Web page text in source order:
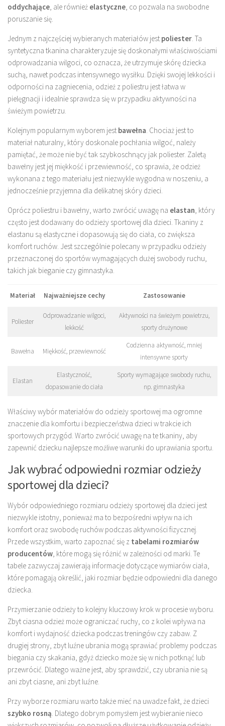
oddychające , ale również elastyczne , co pozwala na swobodne
poruszanie się.
Jednym z najczęściej wybieranych materiałów jest poliester . Ta
syntetyczna tkanina charakteryzuje się doskonałymi właściwościami
odprowadzania wilgoci, co oznacza, że utrzymuje skórę dziecka
suchą, nawet podczas intensywnego wysiłku. Dzięki swojej lekkości i
odporności na zagniecenia, odzież z poliestru jest łatwa w
pielęgnacji i idealnie sprawdza się w przypadku aktywności na
świeżym powietrzu.
Kolejnym popularnym wyborem jest bawełna . Chociaż jest to
materiał naturalny, który doskonale pochłania wilgoć, należy
pamiętać, że może nie być tak szybkoschnący jak poliester. Zaletą
bawełny jest jej miękkość i przewiewność, co sprawia, że odzież
wykonana z tego materiału jest niezwykle wygodna w noszeniu, a
jednocześnie przyjemna dla delikatnej skóry dzieci.
Oprócz poliestru i bawełny, warto zwrócić uwagę na elastan , który
często jest dodawany do odzieży sportowej dla dzieci. Tkaniny z
elastanu są elastyczne i dopasowują się do ciała, co zwiększa
komfort ruchów. Jest szczególnie polecany w przypadku odzieży
przeznaczonej do sportów wymagających dużej swobody ruchu,
takich jak bieganie czy gimnastyka.
Materiał Najważniejsze cechy Zastosowanie
Poliester
Odprowadzanie wilgoci,
lekkość
Aktywności na świeżym powietrzu,
sporty drużynowe
Bawełna Miękkość, przewiewność
Codzienna aktywność, mniej
intensywne sporty
Elastan
Elastyczność,
dopasowanie do ciała
Sporty wymagające swobody ruchu,
np. gimnastyka
Właściwy wybór materiałów do odzieży sportowej ma ogromne
znaczenie dla komfortu i bezpieczeństwa dzieci w trakcie ich
sportowych przygód. Warto zwrócić uwagę na te tkaniny, aby
zapewnić dziecku najlepsze możliwe warunki do uprawiania sportu.
Jak wybrać odpowiedni rozmiar odzieży
sportowej dla dzieci?
Wybór odpowiedniego rozmiaru odzieży sportowej dla dzieci jest
niezwykle istotny, ponieważ ma to bezpośredni wpływ na ich
komfort oraz swobodę ruchów podczas aktywności fizycznej.
Przede wszystkim, warto zapoznać się z tabelami rozmiarów
producentów, które mogą się różnić w zależności od marki. Te
tabele zazwyczaj zawierają informacje dotyczące wymiarów ciała,
które pomagają określić, jaki rozmiar będzie odpowiedni dla danego
dziecka.
Przymierzanie odzieży to kolejny kluczowy krok w procesie wyboru.
Zbyt ciasna odzież może ograniczać ruchy, co z kolei wpływa na
komfort i wydajność dziecka podczas treningów czy zabaw. Z
drugiej strony, zbyt luźne ubrania mogą sprawiać problemy podczas
biegania czy skakania, gdyż dziecko może się w nich potknąć lub
przewrócić. Dlatego ważne jest, aby sprawdzić, czy ubrania nie są
ani zbyt ciasne, ani zbyt luźne.
Przy wyborze rozmiaru warto także mieć na uwadze fakt, że dzieci
szybko rosną. Dlatego dobrym pomysłem jest wybieranie nieco